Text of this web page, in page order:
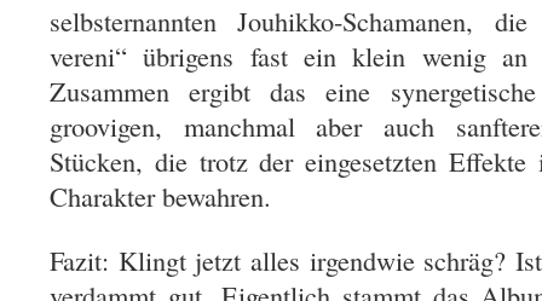
selbsternannten Jouhikko-Schamanen,
vereni“ übrigens fast ein klein wenig
Zusammen ergibt das eine
groovigen, manchmal aber auch
Stücken, die trotz der eingesetzten Effekte
Charakter bewahren.
Fazit: Klingt jetzt alles irgendwie schräg?